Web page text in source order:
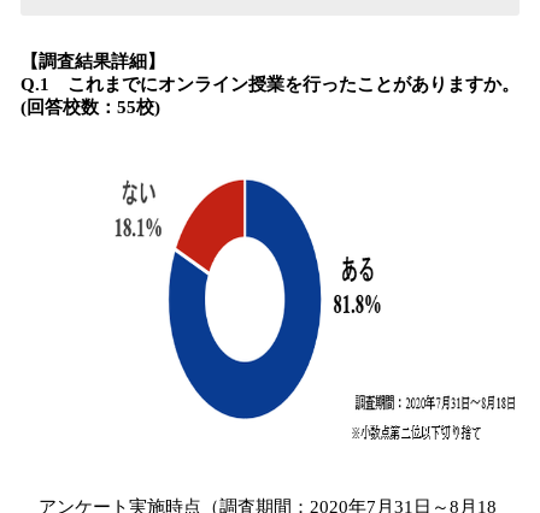
【調査結果詳細】
Q.1 これまでにオンライン授業を行ったことがありますか。
(回答校数：55校)
アンケート実施時点（調査期間：2020年7月31日～8月18